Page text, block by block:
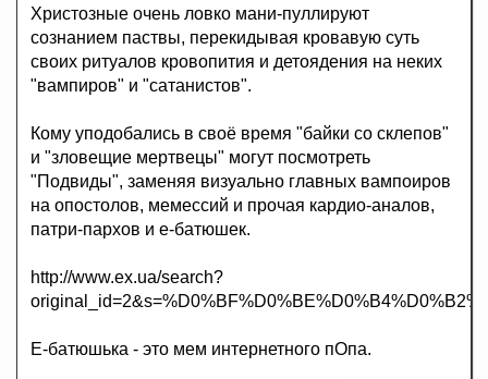
Христозные очень ловко мани-пуллируют
сознанием паствы, перекидывая кровавую суть
своих ритуалов кровопития и детоядения на неких
"вампиров" и "сатанистов".
Кому уподобались в своё время "байки со склепов"
и "зловещие мертвецы" могут посмотреть
"Подвиды", заменяя визуально главных вампоиров
на опостолов, мемессий и прочая кардио-аналов,
патри-пархов и е-батюшек.
http://www.ex.ua/search?
Е-батюшька - это мем интернетного пОпа.